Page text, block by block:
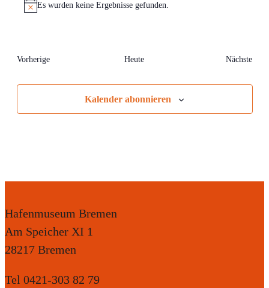
Hinweis
Es wurden keine Ergebnisse gefunden.
VorherigeVeranstaltungen Heute
Nächste
Kalender abonnieren
Hafenmuseum Bremen
Am Speicher XI 1
28217 Bremen
Tel 0421-303 82 79